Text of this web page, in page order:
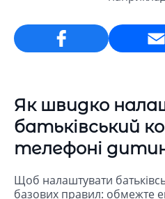
Як швидко
батьківський
телефоні
Щоб налаштувати
базових правил: обмежте